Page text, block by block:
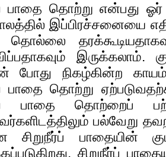
பாதை தொற்று என்பது
இப்பிரச்சனையை
தொல்லை
இருக்கலாம்.
போது நிகழ்கின்ற
பாதை தொற்று
பாதை தொற்றைப்
பல்வேறு
சிறுநீர்ப் பாதையின்
சிறுநீர்ப்